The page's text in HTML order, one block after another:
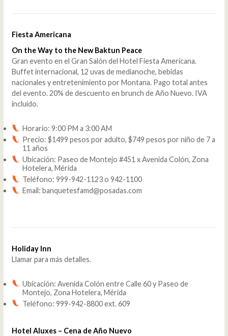
Fiesta Americana
On the Way to the New Baktun Peace
Gran evento en el Gran Salón del Hotel Fiesta Americana.
Buffet internacional, 12 uvas de medianoche, bebidas
nacionales y entretenimiento por Montana. Pago total antes
del evento. 20% de descuento en brunch de Año Nuevo. IVA
incluido.
Horario: 9:00 PM a 3:00 AM
Precio: $1499 pesos por adulto, $749 pesos por niño de 7 a
11 años
Ubicación: Paseo de Montejo #451 x Avenida Colón, Zona
Hotelera, Mérida
Teléfono: 999-942-1123 o 942-1100
Email: banquetesfamd@posadas.com
Holiday Inn
Llamar para más detalles.
Ubicación: Avenida Colón entre Calle 60 y Paseo de
Montejo, Zona Hotelera, Mérida
Teléfono: 999-942-8800 ext. 609
Hotel Aluxes – Cena de Año Nuevo